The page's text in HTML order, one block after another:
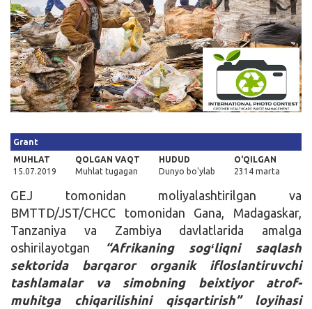
Qidirish
Kirish
Grant
MUHLAT
15.07.2019
QOLGAN VAQT
Muhlat tugagan
HUDUD
Dunyo bo'ylab
O'QILGAN
2314 marta
GEJ tomonidan moliyalashtirilgan va
BMTTD/JST/CHCC tomonidan Gana, Madagaskar,
Tanzaniya va Zambiya davlatlarida amalga
oshirilayotgan
“Afrikaning sogʻliqni saqlash
sektorida barqaror organik ifloslantiruvchi
tashlamalar va simobning beixtiyor atrof-
muhitga chiqarilishini qisqartirish” loyihasi